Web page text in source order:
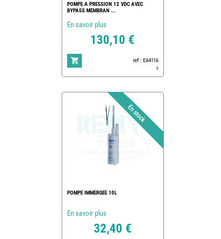
POMPE A PRESSION 12 VDC AVEC
BYPASS MEMBRAN ...
En savoir plus
130,10 €
ref : EA4116
0
POMPE IMMERGEE 10L
En savoir plus
32,40 €